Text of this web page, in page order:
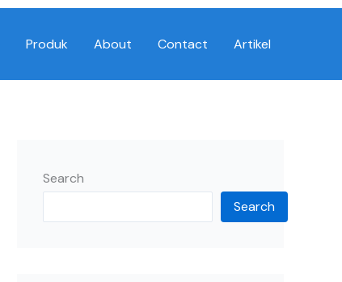
Produk About Contact Artikel
Search
Search